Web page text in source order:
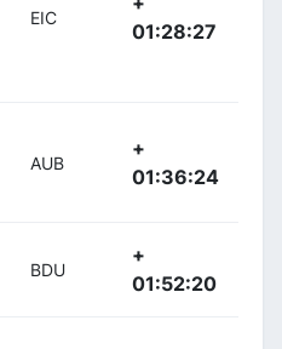
EIC
01:28:27
AUB
+
01:36:24
BDU
+
01:52:20